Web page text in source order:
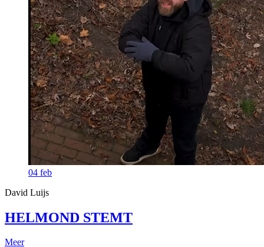
04 feb
David Luijs
HELMOND STEMT
Meer